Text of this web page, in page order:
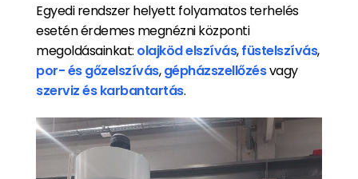
Egyedi rendszer helyett folyamatos terhelés
esetén érdemes megnézni központi
megoldásainkat: olajköd elszívás,füstelszívás,
por- és gőzelszívás,gépházszellőzésvagy
szerviz és karbantartás.